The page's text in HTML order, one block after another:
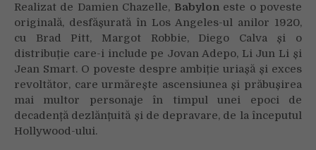
Realizat de Damien Chazelle, Babyloneste o poveste
originală, desfășurată în Los Angeles-ul anilor 1920,
cu Brad Pitt, Margot Robbie, Diego Calva și o
distribuție care-i include pe Jovan Adepo, Li Jun Li și
Jean Smart. O poveste despre ambiție uriașă și exces
revoltător, care urmărește ascensiunea și prăbușirea
mai multor personaje în timpul unei epoci de
decadență dezlănțuită și de depravare, de la începutul
Hollywood-ului.